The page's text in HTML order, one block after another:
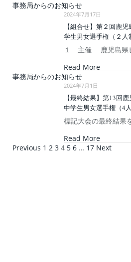
事務局からのお知らせ
2024年7月17日
【組合せ】第２回鹿
学生男女選手権（２人
１ 主催 鹿児島県
Read More
事務局からのお知らせ
2024年7月1日
【最終結果】第13回
中学生男女選手権（4
標記大会の最終結果
Read More
Previous 1 2 3 4 5 6 … 17 Next